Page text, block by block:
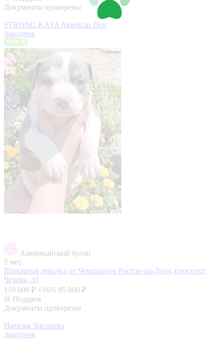
Документы проверены
STRONG KAFA American Dog
Заводчик
Американский булли
2 мес.
Шикарная девочка от Чемпионов Ростов-на-Дону, проспект
Чехова, 33
110 000 ₽ +16% 95 000 ₽
Подарок
Документы проверены
Наталья Чигирева
Заводчик